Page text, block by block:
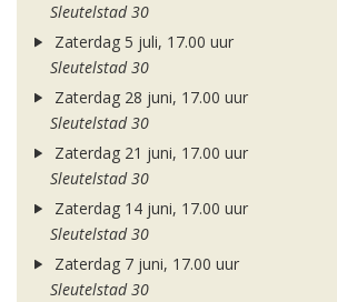
Sleutelstad 30
Zaterdag 5 juli, 17.00 uur
Sleutelstad 30
Zaterdag 28 juni, 17.00 uur
Sleutelstad 30
Zaterdag 21 juni, 17.00 uur
Sleutelstad 30
Zaterdag 14 juni, 17.00 uur
Sleutelstad 30
Zaterdag 7 juni, 17.00 uur
Sleutelstad 30